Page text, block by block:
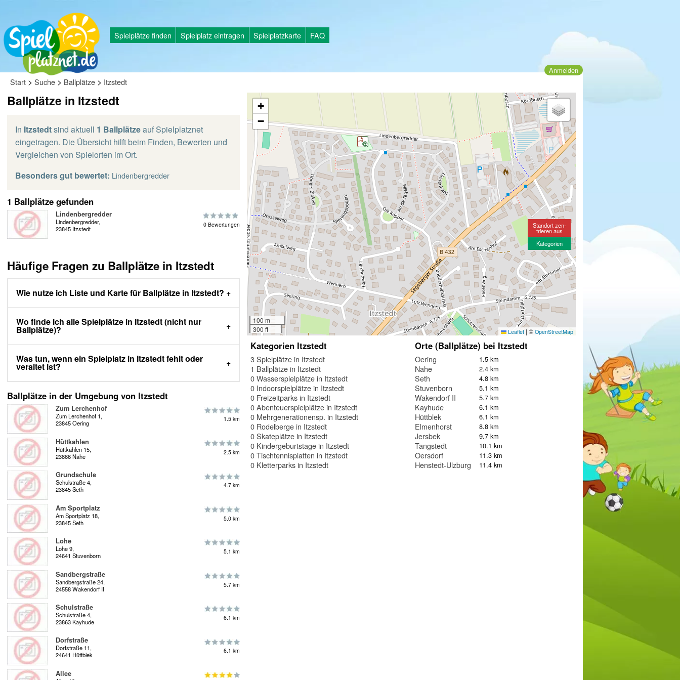
Spielplätze finden Spielplatz eintragen Spielplatzkarte FAQ
Anmelden
Start > Suche > Ballplätze > Itzstedt
Ballplätze in Itzstedt
In Itzstedtsind aktuell 1 Ballplätzeauf Spielplatznet
eingetragen. Die Übersicht hilft beim Finden, Bewerten und
Vergleichen von Spielorten im Ort.
Besonders gut bewertet: Lindenbergredder
1 Ballplätze gefunden
Lindenbergredder
Lindenbergredder,
23845 Itzstedt
0 Bewertungen
Häufige Fragen zu Ballplätze in Itzstedt
Wie nutze ich Liste und Karte für Ballplätze in Itzstedt?
Wo finde ich alle Spielplätze in Itzstedt (nicht nur
Ballplätze)?
Was tun, wenn ein Spielplatz in Itzstedt fehlt oder
veraltet ist?
Ballplätze in der Umgebung von Itzstedt
Zum Lerchenhof
Zum Lerchenhof 1,
23845 Oering
1.5 km
Hüttkahlen
Hüttkahlen 15,
23866 Nahe
2.5 km
Grundschule
Schulstraße 4,
23845 Seth
4.7 km
Am Sportplatz
Am Sportplatz 18,
23845 Seth
5.0 km
Lohe
Lohe 9,
24641 Stuvenborn
5.1 km
Sandbergstraße
Sandbergstraße 24,
24558 Wakendorf II
5.7 km
Schulstraße
Schulstraße 4,
23863 Kayhude
6.1 km
Dorfstraße
Dorfstraße 11,
24641 Hüttblek
6.1 km
Allee
+
−
100 m
300 ft
Leaflet | © OpenStreetMap
Standort zen-
trieren aus
Kategorien
Kategorien Itzstedt
3 Spielplätze in Itzstedt
1 Ballplätze in Itzstedt
0 Wasserspielplätze in Itzstedt
0 Indoorspielplätze in Itzstedt
0 Freizeitparks in Itzstedt
0 Abenteuerspielplätze in Itzstedt
0 Mehrgenerationensp. in Itzstedt
0 Rodelberge in Itzstedt
0 Skateplätze in Itzstedt
0 Kindergeburtstage in Itzstedt
0 Tischtennisplatten in Itzstedt
0 Kletterparks in Itzstedt
Orte (Ballplätze) bei Itzstedt
Oering 1.5 km
Nahe 2.4 km
Seth 4.8 km
Stuvenborn 5.1 km
Wakendorf II 5.7 km
Kayhude 6.1 km
Hüttblek 6.1 km
Elmenhorst 8.8 km
Jersbek 9.7 km
Tangstedt 10.1 km
Oersdorf 11.3 km
Henstedt-Ulzburg 11.4 km